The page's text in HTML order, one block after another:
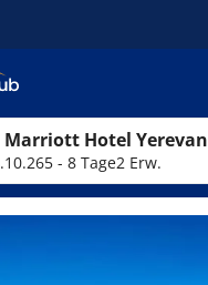
Hotel Yerevan
5 - 8 Tage2 Erw.